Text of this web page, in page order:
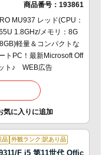
商品番号： 193861
MU937 レッド(CPU：
1.8GHz/メモリ：8G
軽量＆コンパクトな
トPC！最新Microsoft Off
ト♪ WEB広告
品 外観ランク:訳あり品
F i5 第11世代 Offic